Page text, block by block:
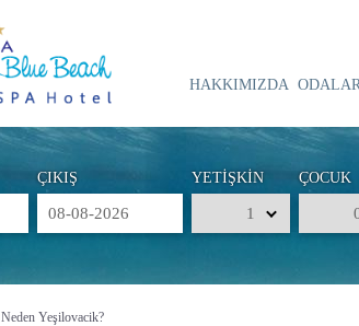
HAKKIMIZDA
ÇIKIŞ YETİŞKİN ÇOCUK
Neden Yeşilovacik?